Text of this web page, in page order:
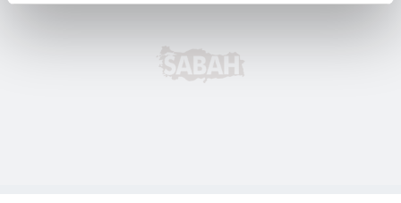
reklamların maliyetlerimizi karşılamak noktasında tek gelir
Her halükârda, kullanıcılar, bu çerezlere izin vermedikleri